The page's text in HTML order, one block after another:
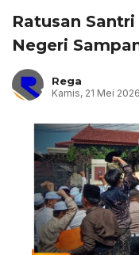
Ratusan
Negeri
Rega
Kamis, 21 Mei